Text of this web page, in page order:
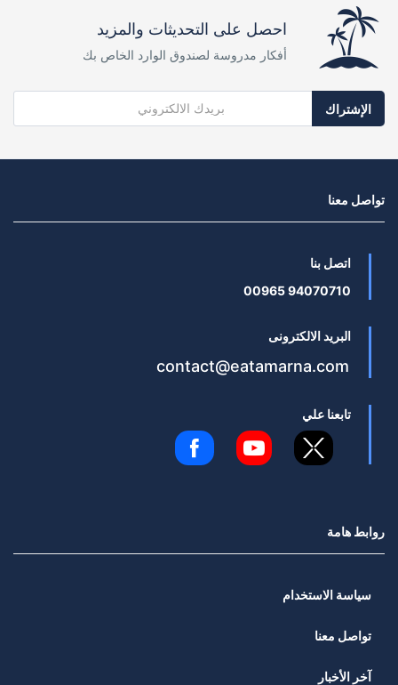
احصل على التحديثات والمزيد
أفكار مدروسة لصندوق الوارد الخاص بك
الإشتراك
تواصل معنا
اتصل بنا
94070710 00965
البريد الالكترونى
contact@eatamarna.com
تابعنا علي
روابط هامة
سياسة الاستخدام
تواصل معنا
آخر الأخبار